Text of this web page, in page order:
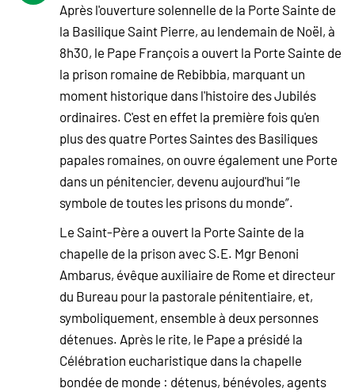
Après l'ouverture solennelle de la Porte Sainte de
la Basilique Saint Pierre, au lendemain de Noël, à
8h30, le Pape François a ouvert la Porte Sainte de
la prison romaine de Rebibbia, marquant un
moment historique dans l'histoire des Jubilés
ordinaires. C'est en effet la première fois qu'en
plus des quatre Portes Saintes des Basiliques
papales romaines, on ouvre également une Porte
dans un pénitencier, devenu aujourd'hui “le
symbole de toutes les prisons du monde”.
Le Saint-Père a ouvert la Porte Sainte de la
chapelle de la prison avec S.E. Mgr Benoni
Ambarus, évêque auxiliaire de Rome et directeur
du Bureau pour la pastorale pénitentiaire, et,
symboliquement, ensemble à deux personnes
détenues. Après le rite, le Pape a présidé la
Célébration eucharistique dans la chapelle
bondée de monde : détenus, bénévoles, agents